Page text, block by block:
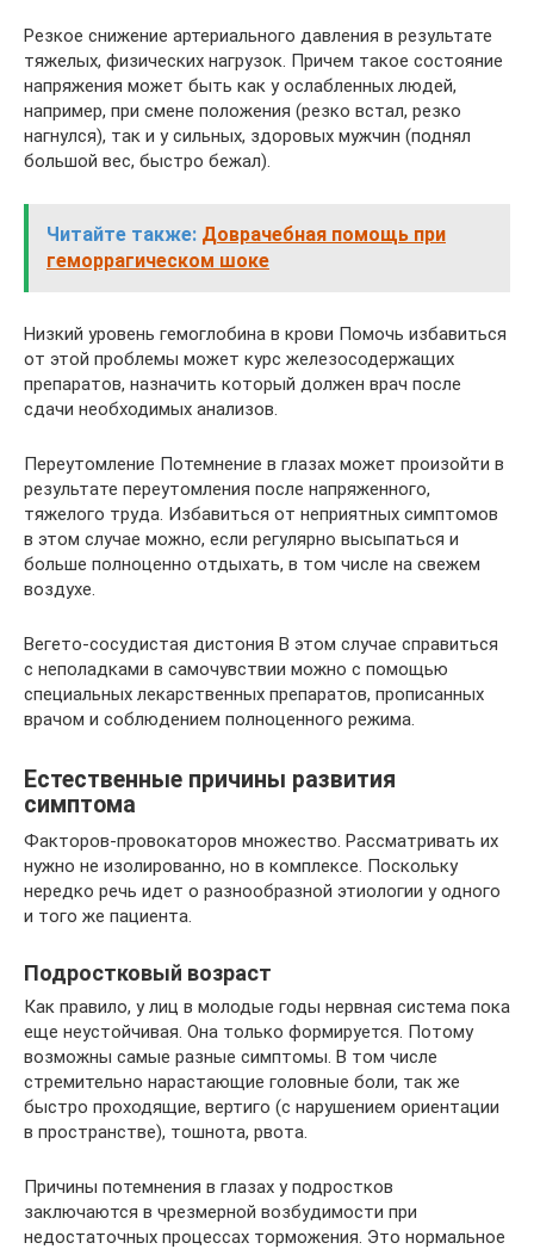
Резкое снижение артериального давления в результате
тяжелых, физических нагрузок. Причем такое состояние
напряжения может быть как у ослабленных людей,
например, при смене положения (резко встал, резко
нагнулся), так и у сильных, здоровых мужчин (поднял
большой вес, быстро бежал).
Читайте также: Доврачебная помощь при
геморрагическом шоке
Низкий уровень гемоглобина в крови Помочь избавиться
от этой проблемы может курс железосодержащих
препаратов, назначить который должен врач после
сдачи необходимых анализов.
Переутомление Потемнение в глазах может произойти в
результате переутомления после напряженного,
тяжелого труда. Избавиться от неприятных симптомов
в этом случае можно, если регулярно высыпаться и
больше полноценно отдыхать, в том числе на свежем
воздухе.
Вегето-сосудистая дистония В этом случае справиться
с неполадками в самочувствии можно с помощью
специальных лекарственных препаратов, прописанных
врачом и соблюдением полноценного режима.
Естественные причины развития
симптома
Факторов-провокаторов множество. Рассматривать их
нужно не изолированно, но в комплексе. Поскольку
нередко речь идет о разнообразной этиологии у одного
и того же пациента.
Подростковый возраст
Как правило, у лиц в молодые годы нервная система пока
еще неустойчивая. Она только формируется. Потому
возможны самые разные симптомы. В том числе
стремительно нарастающие головные боли, так же
быстро проходящие, вертиго (с нарушением ориентации
в пространстве), тошнота, рвота.
Причины потемнения в глазах у подростков
заключаются в чрезмерной возбудимости при
недостаточных процессах торможения. Это нормальное